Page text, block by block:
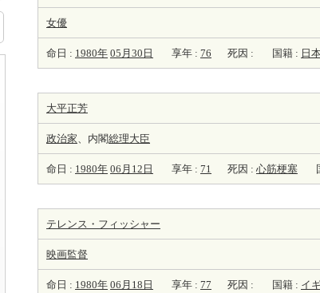
女優
命日 : 1980年 05月30日 享年 : 76 死因 : 国籍 : 日
大平正芳
政治家、内閣総理大臣
命日 : 1980年 06月12日 享年 : 71 死因 : 心筋梗塞
テレンス・フィッシャー
映画監督
命日 : 1980年 06月18日 享年 : 77 死因 : 国籍 : イ